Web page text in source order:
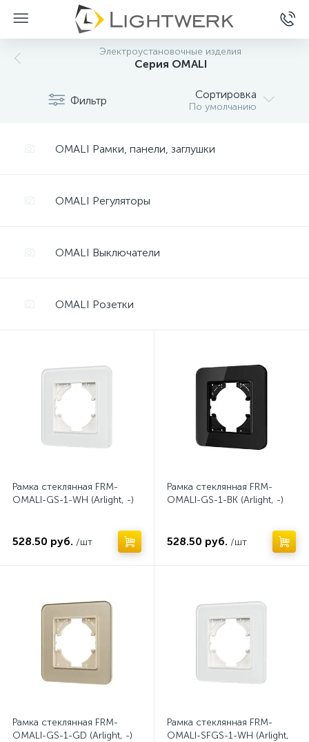
Электроустановочные изделия
Серия OMALI
Фильтр Сортировка
По умолчанию
OMALI Рамки, панели, заглушки
OMALI Регуляторы
OMALI Выключатели
OMALI Розетки
Рамка стеклянная FRM-
OMALI-GS-1-WH (Arlight, -)
528.50 руб. /шт
Рамка стеклянная FRM-
OMALI-GS-1-BK (Arlight, -)
528.50 руб. /шт
Рамка стеклянная FRM-
OMALI-GS-1-GD (Arlight, -)
Рамка стеклянная FRM-
OMALI-SFGS-1-WH (Arlight,